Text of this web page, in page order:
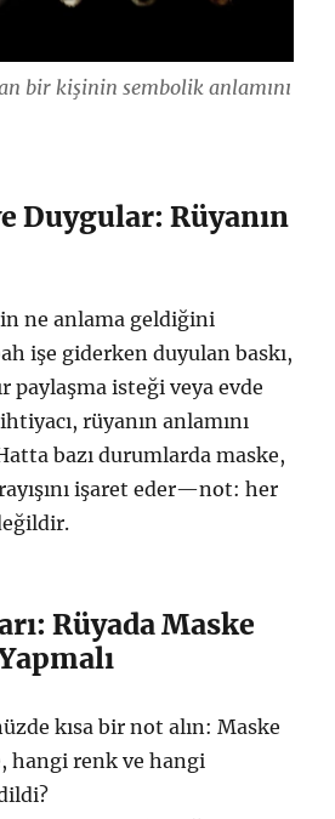
bir kişinin sembolik anlamını
Duygular: Rüyanın
ne anlama geldiğini
işe giderken duyulan baskı,
paylaşma isteği veya evde
rüyanın anlamını
bazı durumlarda maske,
işaret eder—not: her
Rüyada Maske
kısa bir not alın: Maske
hangi renk ve hangi